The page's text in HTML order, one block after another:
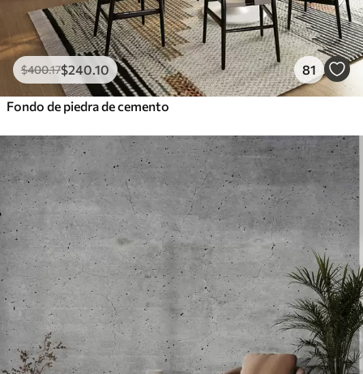
$400.17$240.10 81
Fondo de piedra de cemento